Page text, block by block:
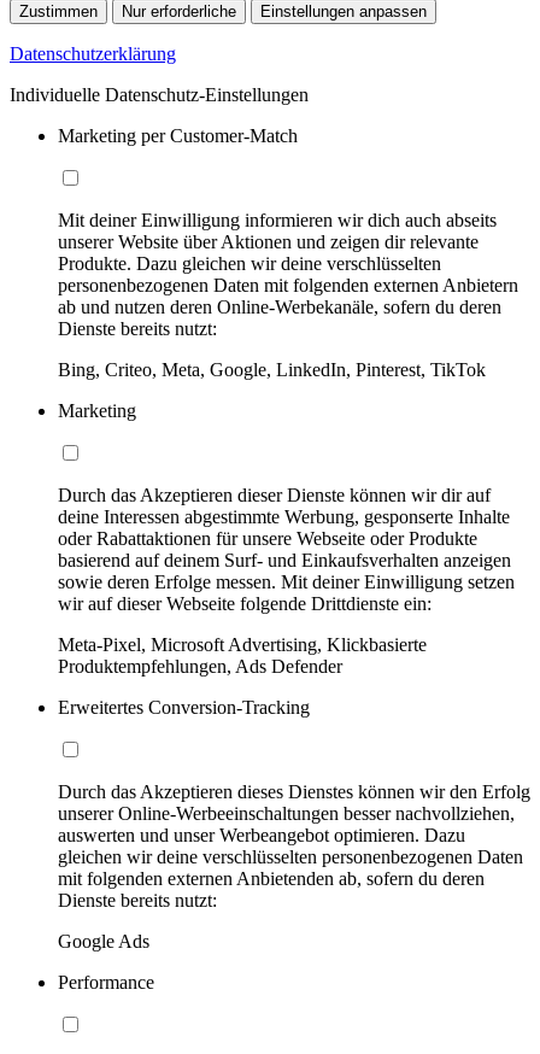
Zustimmen Nur erforderliche Einstellungen anpassen
Datenschutzerklärung
Individuelle Datenschutz-Einstellungen
Marketing per Customer-Match
Mit deiner Einwilligung informieren wir dich auch abseits
unserer Website über Aktionen und zeigen dir relevante
Produkte. Dazu gleichen wir deine verschlüsselten
personenbezogenen Daten mit folgenden externen Anbietern
ab und nutzen deren Online-Werbekanäle, sofern du deren
Dienste bereits nutzt:
Bing, Criteo, Meta, Google, LinkedIn, Pinterest, TikTok
Marketing
Durch das Akzeptieren dieser Dienste können wir dir auf
deine Interessen abgestimmte Werbung, gesponserte Inhalte
oder Rabattaktionen für unsere Webseite oder Produkte
basierend auf deinem Surf- und Einkaufsverhalten anzeigen
sowie deren Erfolge messen. Mit deiner Einwilligung setzen
wir auf dieser Webseite folgende Drittdienste ein:
Meta-Pixel, Microsoft Advertising, Klickbasierte
Produktempfehlungen, Ads Defender
Erweitertes Conversion-Tracking
Durch das Akzeptieren dieses Dienstes können wir den Erfolg
unserer Online-Werbeeinschaltungen besser nachvollziehen,
auswerten und unser Werbeangebot optimieren. Dazu
gleichen wir deine verschlüsselten personenbezogenen Daten
mit folgenden externen Anbietenden ab, sofern du deren
Dienste bereits nutzt:
Google Ads
Performance